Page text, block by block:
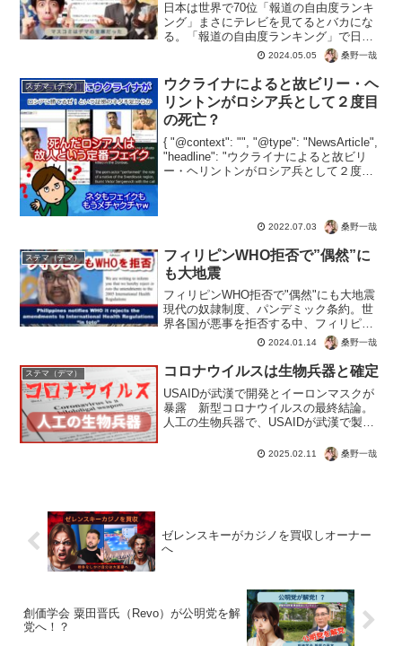
日本は世界で70位「報道の自由度ランキ
ング」まさにテレビを見てるとバカにな
る。「報道の自由度ランキング」で日本
は世界で70位とさらに順位ダウン。コロ
ナ茶番を経て、むしろ日本より順位が下
の国はどーなってんや！という驚き農法
が大きかったり。 か...
2024.05.05 桑野一哉
ステマ（デマ）
ウクライナによると故ビリー・ヘ
リントンがロシア兵として２度目
の死亡？
{ "@context": "", "@type": "NewsArticle",
"headline": "ウクライナによると故ビリ
ー・ヘリントンがロシア兵として２度目
2022.07.03 桑野一哉
ステマ（デマ）
フィリピンWHO拒否で”偶然”に
も大地震
フィリピンWHO拒否で"偶然"にも大地震
現代の奴隷制度、パンデミック条約。世
界各国が悪事を拒否する中、フィリピン
も拒否を可決。するとトルコのように"偶
然"にも大地震。目覚めて平和を求める国
へのケジメなのでしょうか。コロナ茶番
でわかった、偽り...
2024.01.14 桑野一哉
ステマ（デマ） コロナウイルスは生物兵器と確定
USAIDが武漢で開発とイーロンマスクが
暴露 新型コロナウイルスの最終結論。
人工の生物兵器で、USAIDが武漢で製造
マスクによる調査で確定。世界を混乱に
おとしめて、人口を削減するための生物
2025.02.11 桑野一哉
ゼレンスキーがカジノを買収しオーナー
へ
創価学会 粟田晋氏（Revo）が公明党を解
党へ！？